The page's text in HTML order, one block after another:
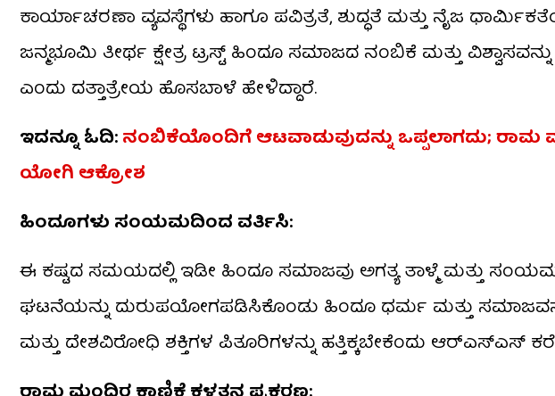
ಕಾರ್ಯಾಚರಣಾ ವ್ಯವಸ್ಥೆಗಳು ಹಾಗೂ ಪವಿತ್ರತೆ, ಶುದ್ಧತೆ ಮತ್ತು ನೈಜ
ಜನ್ಮಭೂಮಿ ತೀರ್ಥ ಕ್ಷೇತ್ರ ಟ್ರಸ್ಟ್ ಹಿಂದೂ ಸಮಾಜದ ನಂಬಿಕೆ ಮತ್ತು
ಎಂದು ದತ್ತಾತ್ರೇಯ ಹೊಸಬಾಳೆ ಹೇಳಿದ್ದಾರೆ.
ಇದನ್ನೂ ಓದಿ:ನಂಬಿಕೆಯೊಂದಿಗೆ ಆಟವಾಡುವುದನ್ನು ಒಪ್ಪಲಾಗದು; ರಾಮ
ಯೋಗಿ ಆಕ್ರೋಶ
ಹಿಂದೂಗಳು ಸಂಯಮದಿಂದ ವರ್ತಿಸಿ:
ಈ ಕಷ್ಟದ ಸಮಯದಲ್ಲಿ ಇಡೀ ಹಿಂದೂ ಸಮಾಜವು ಅಗತ್ಯ ತಾಳ್ಮೆ ಮತ್ತು
ಘಟನೆಯನ್ನು ದುರುಪಯೋಗಪಡಿಸಿಕೊಂಡು ಹಿಂದೂ ಧರ್ಮ ಮತ್ತು
ಮತ್ತು ದೇಶವಿರೋಧಿ ಶಕ್ತಿಗಳ ಪಿತೂರಿಗಳನ್ನು ಹತ್ತಿಕ್ಕಬೇಕೆಂದು ಆರ್​ಎಸ್​ಎಸ್​